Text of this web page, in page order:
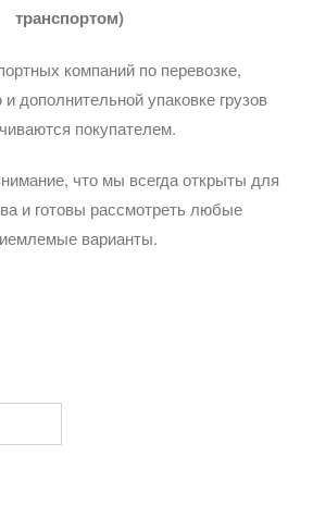
транспортом)
компаний по перевозке,
дополнительной упаковке грузов
покупателем.
что мы всегда открыты для
и готовы рассмотреть любые
варианты.